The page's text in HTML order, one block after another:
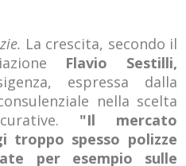
La crescita, secondo il
Flavio Sestilli,
espressa dalla
nella scelta
"Il mercato
troppo spesso polizze
per esempio sulle